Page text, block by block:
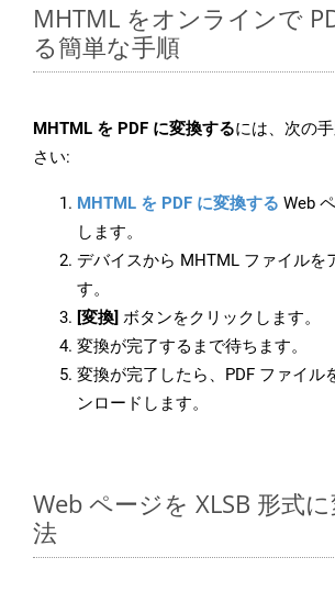
MHTML をオンラインで
る簡単な手順
MHTML を PDF に変換するには、次の
さい:
MHTML を PDF に変換する Web
します。
デバイスから MHTML ファイルを
す。
[変換] ボタンをクリックします。
変換が完了するまで待ちます。
変換が完了したら、PDF ファイル
ンロードします。
Web ページを XLSB 形式
法